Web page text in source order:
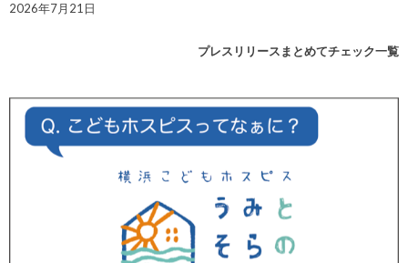
2026年7月21日
プレスリリースまとめてチェック一覧